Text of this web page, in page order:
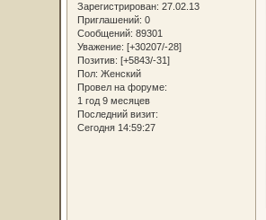
Зарегистрирован: 27.02.13
Приглашений: 0
Сообщений: 89301
Уважение: [+30207/-28]
Позитив: [+5843/-31]
Пол: Женский
Провел на форуме:
1 год 9 месяцев
Последний визит:
Сегодня 14:59:27